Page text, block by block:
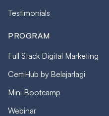
Testimonials
PROGRAM
Full Stack Digital Marketing
CertiHub by Belajarlagi
Mini Bootcamp
Webinar